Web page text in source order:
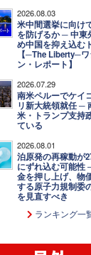
2026.08.03
米中間選挙に向け
を防げるか ─ 中東
め中国を抑え込む
【─The Liberty─
ン・レポート】
2026.07.29
南米ペルーでケイ
リ新大統領就任 ─
米・トランプ支持
ている
2026.08.01
泊原発の再稼動が
にずれ込む可能性
金を押し上げ、物
する原子力規制委
を見直すべき
ランキング一